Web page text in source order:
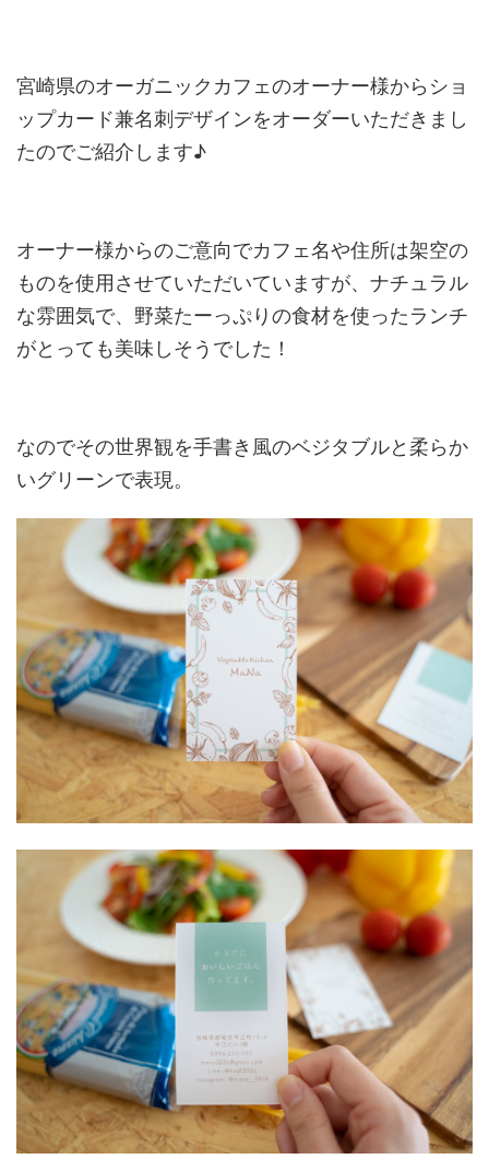
宮崎県のオーガニックカフェのオーナー様からショ
ップカード兼名刺デザインをオーダーいただきまし
たのでご紹介します♪
オーナー様からのご意向でカフェ名や住所は架空の
ものを使用させていただいていますが、ナチュラル
な雰囲気で、野菜たーっぷりの食材を使ったランチ
がとっても美味しそうでした！
なのでその世界観を手書き風のベジタブルと柔らか
いグリーンで表現。